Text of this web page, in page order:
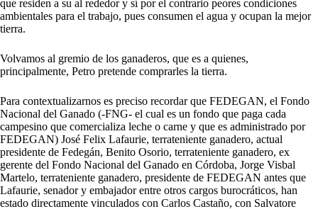
que residen a su al rededor y sí por el contrario peores condiciones
ambientales para el trabajo, pues consumen el agua y ocupan la mejor
tierra.
Volvamos al gremio de los ganaderos, que es a quienes,
principalmente, Petro pretende comprarles la tierra.
Para contextualizarnos es preciso recordar que FEDEGAN, el Fondo
Nacional del Ganado (-FNG- el cual es un fondo que paga cada
campesino que comercializa leche o carne y que es administrado por
FEDEGAN) José Felix Lafaurie, terrateniente ganadero, actual
presidente de Fedegán, Benito Osorio, terrateniente ganadero, ex
gerente del Fondo Nacional del Ganado en Córdoba, Jorge Visbal
Martelo, terrateniente ganadero, presidente de FEDEGAN antes que
Lafaurie, senador y embajador entre otros cargos burocráticos, han
estado directamente vinculados con Carlos Castaño, con Salvatore